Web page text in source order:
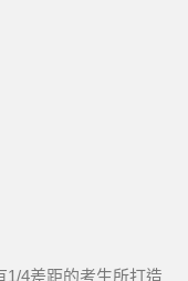
1/4差距的考生所打造